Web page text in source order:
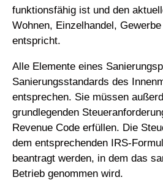
funktionsfähig ist und den
Wohnen, Einzelhandel,
entspricht.
Alle Elemente eines
Sanierungsstandards des
entsprechen. Sie müssen
grundlegenden
Revenue Code erfüllen. Die
dem entsprechenden IRS-
beantragt werden, in dem das
Betrieb genommen wird.